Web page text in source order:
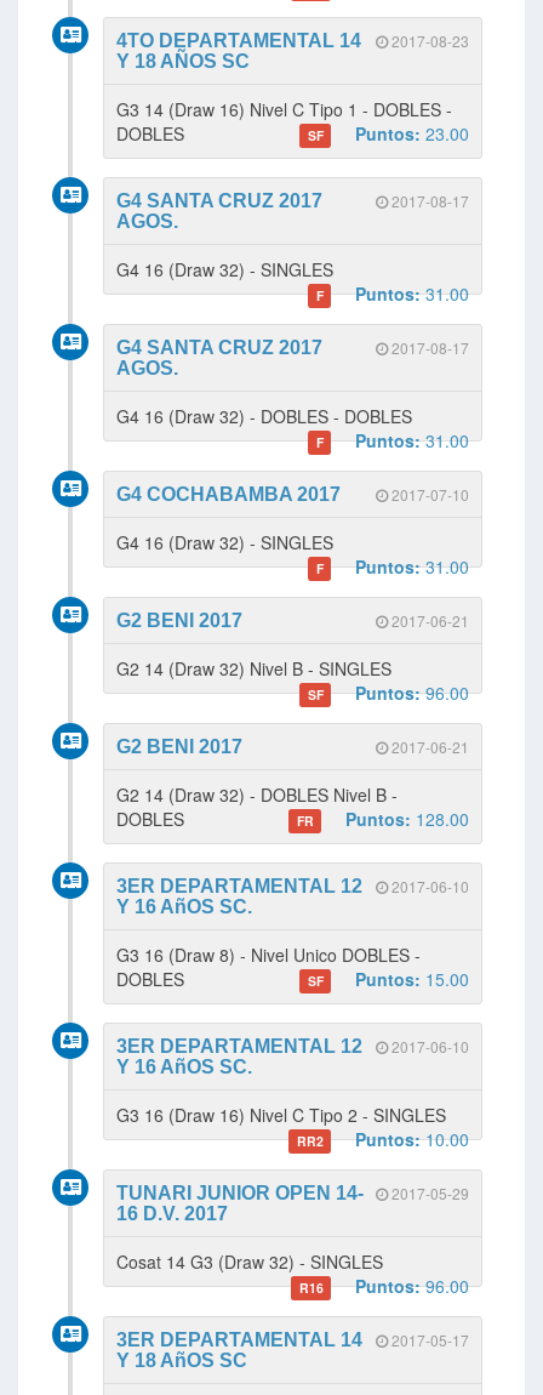
2017-08-23
4TO DEPARTAMENTAL 14
Y 18 AÑOS SC
G3 14 (Draw 16) Nivel C Tipo 1 - DOBLES -
DOBLES
SF Puntos: 23.00
2017-08-17
G4 SANTA CRUZ 2017
AGOS.
G4 16 (Draw 32) - SINGLES
F Puntos:31.00
2017-08-17
G4 SANTA CRUZ 2017
AGOS.
G4 16 (Draw 32) - DOBLES - DOBLES
F Puntos:31.00
2017-07-10
G4 COCHABAMBA 2017
G4 16 (Draw 32) - SINGLES
F Puntos:31.00
2017-06-21
G2 BENI 2017
G2 14 (Draw 32) Nivel B - SINGLES
SF Puntos:96.00
2017-06-21
G2 BENI 2017
G2 14 (Draw 32) - DOBLES Nivel B -
DOBLES
FR Puntos: 128.00
2017-06-10
3ER DEPARTAMENTAL 12
Y 16 AñOS SC.
G3 16 (Draw 8) - Nivel Unico DOBLES -
DOBLES
SF Puntos: 15.00
2017-06-10
3ER DEPARTAMENTAL 12
Y 16 AñOS SC.
G3 16 (Draw 16) Nivel C Tipo 2 - SINGLES
RR2 Puntos:10.00
2017-05-29
TUNARI JUNIOR OPEN 14-
16 D.V. 2017
Cosat 14 G3 (Draw 32) - SINGLES
R16 Puntos:96.00
2017-05-17
3ER DEPARTAMENTAL 14
Y 18 AñOS SC